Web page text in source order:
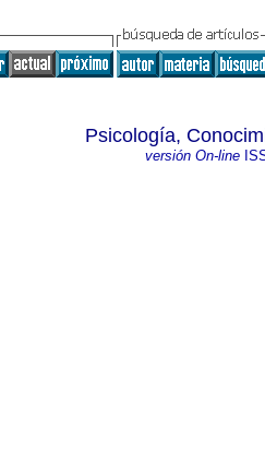
Psicología,
versión On-line